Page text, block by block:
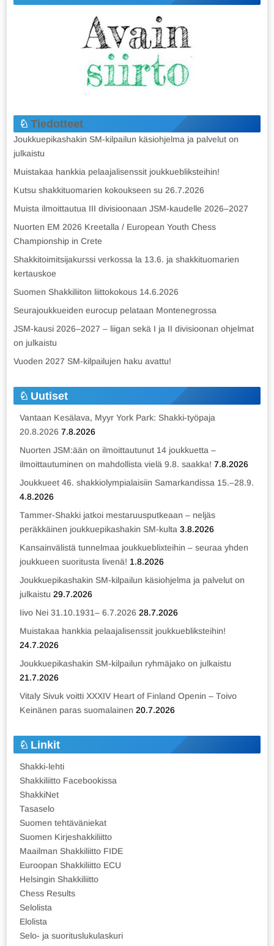
Tiedotteet
Joukkuepikashakin SM-kilpailun käsiohjelma ja palvelut on
julkaistu
Muistakaa hankkia pelaajalisenssit joukkuebliksteihin!
Kutsu shakkituomarien kokoukseen su 26.7.2026
Muista ilmoittautua III divisioonaan JSM-kaudelle 2026–2027
Nuorten EM 2026 Kreetalla / European Youth Chess
Championship in Crete
Shakkitoimitsijakurssi verkossa la 13.6. ja shakkituomarien
kertauskoe
Suomen Shakkiliiton liittokokous 14.6.2026
Seurajoukkueiden eurocup pelataan Montenegrossa
JSM-kausi 2026–2027 – liigan sekä I ja II divisioonan ohjelmat
on julkaistu
Vuoden 2027 SM-kilpailujen haku avattu!
Uutiset
Vantaan Kesälava, Myyr York Park: Shakki-työpaja
20.8.2026 7.8.2026
Nuorten JSM:ään on ilmoittautunut 14 joukkuetta –
ilmoittautuminen on mahdollista vielä 9.8. saakka! 7.8.2026
Joukkueet 46. shakkiolympialaisiin Samarkandissa 15.–28.9.
4.8.2026
Tammer-Shakki jatkoi mestaruusputkeaan – neljäs
peräkkäinen joukkuepikashakin SM-kulta 3.8.2026
Kansainvälistä tunnelmaa joukkueblixteihin – seuraa yhden
joukkueen suoritusta livenä! 1.8.2026
Joukkuepikashakin SM-kilpailun käsiohjelma ja palvelut on
julkaistu 29.7.2026
Iivo Nei 31.10.1931– 6.7.2026 28.7.2026
Muistakaa hankkia pelaajalisenssit joukkuebliksteihin!
24.7.2026
Joukkuepikashakin SM-kilpailun ryhmäjako on julkaistu
21.7.2026
Vitaly Sivuk voitti XXXIV Heart of Finland Openin – Toivo
Keinänen paras suomalainen 20.7.2026
Linkit
Shakki-lehti
Shakkiliitto Facebookissa
ShakkiNet
Tasaselo
Suomen tehtäväniekat
Suomen Kirjeshakkiliitto
Maailman Shakkiliitto FIDE
Euroopan Shakkiliitto ECU
Helsingin Shakkiliitto
Chess Results
Selolista
Elolista
Selo- ja suorituslukulaskuri